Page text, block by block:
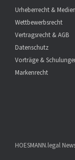
Urheberrecht &
Wettbewerbsrecht
Vertragsrecht & AGB
Datenschutz
Vorträge &
Markenrecht
HOESMANN.legal